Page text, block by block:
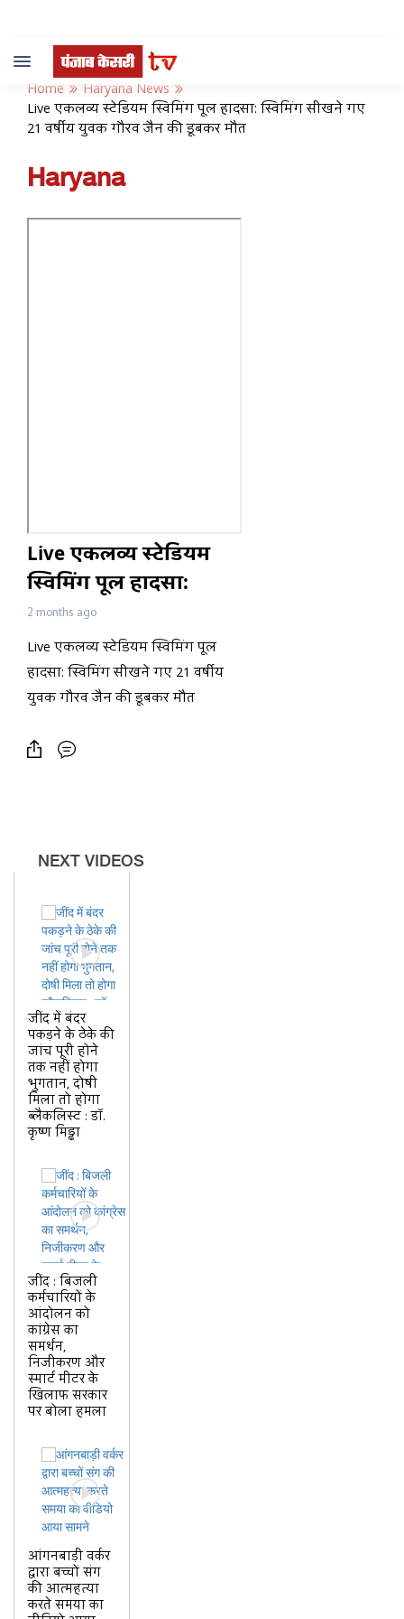
Toggle
navigation
Home
Haryana News
Live एकलव्य स्टेडियम स्विमिंग पूल हादसा: स्विमिंग सीखने गए
21 वर्षीय युवक गौरव जैन की डूबकर मौत
Haryana
Live एकलव्य स्टेडियम
स्विमिंग पूल हादसा:
स्विमिंग सीखने गए 21
वर्षीय युवक गौरव जैन की
डूबकर मौत
2 months ago
Live एकलव्य स्टेडियम स्विमिंग पूल
हादसा: स्विमिंग सीखने गए 21 वर्षीय
युवक गौरव जैन की डूबकर मौत
NEXT VIDEOS
जींद में बंदर
पकड़ने के ठेके की
जांच पूरी होने
तक नहीं होगा
भुगतान, दोषी
मिला तो होगा
ब्लैकलिस्ट : डॉ.
कृष्ण मिड्ढा
जींद : बिजली
कर्मचारियों के
आंदोलन को
कांग्रेस का
समर्थन,
निजीकरण और
स्मार्ट मीटर के
खिलाफ सरकार
पर बोला हमला
आंगनबाड़ी वर्कर
द्वारा बच्चों संग
की आत्महत्या
करते समया का